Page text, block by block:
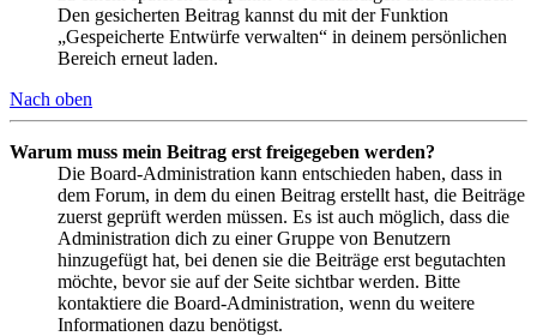
Den gesicherten Beitrag kannst du mit der Funktion
„Gespeicherte Entwürfe verwalten“ in deinem persönlichen
Bereich erneut laden.
Nach oben
Warum muss mein Beitrag erst freigegeben werden?
Die Board-Administration kann entschieden haben, dass in
dem Forum, in dem du einen Beitrag erstellt hast, die Beiträge
zuerst geprüft werden müssen. Es ist auch möglich, dass die
Administration dich zu einer Gruppe von Benutzern
hinzugefügt hat, bei denen sie die Beiträge erst begutachten
möchte, bevor sie auf der Seite sichtbar werden. Bitte
kontaktiere die Board-Administration, wenn du weitere
Informationen dazu benötigst.